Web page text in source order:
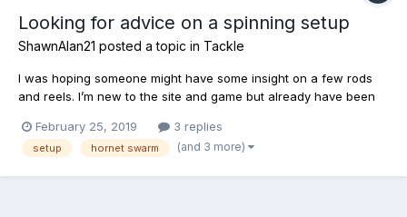
Looking for advice on a spinning setup
ShawnAlan21 posted a topic in Tackle
I was hoping someone might have some insight on a few rods
and reels. I’m new to the site and game but already have been
looking for a medium heavy/heavy spin setup that can cast real
far. I purchased the fp anniversary pack and got...
February 25, 2019 3 replies
setup hornet swarm (and 3 more)